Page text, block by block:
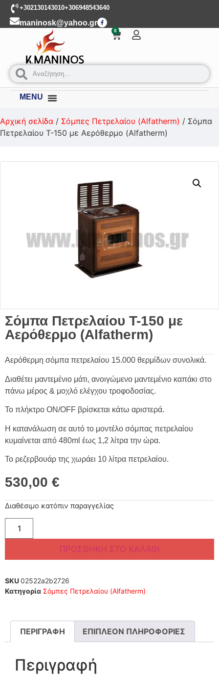
+302130143010+306948543640
maninosk@yahoo.gr
0
MENU
Αρχική σελίδα / Σόμπες Πετρελαίου (Alfatherm) / Σόμπα
Πετρελαίου T-150 με Αερόθερμο (Alfatherm)
Σόμπα Πετρελαίου T-150 με
Αερόθερμο (Alfatherm)
Αερόθερμη σόμπα πετρελαίου 15.000 θερμίδων συνολικά.
Διαθέτει μαντεμένιο μάτι, ανοιγώμενο μαντεμένιο καπάκι στο
πάνω μέρος & μοχλό ελέγχου τροφοδοσίας.
Το πλήκτρο ON/OFF βρίσκεται κάτω αριστερά.
Η κατανάλωση σε αυτό το μοντέλο σόμπας πετρελαίου
κυμαίνεται από 480ml έως 1,2 λίτρα την ώρα.
Το ρεζερβουάρ της χωράει 10 λίτρα πετρελαίου.
530,00 €
Διαθέσιμο κατόπιν παραγγελίας
ΠΡΟΣΘΉΚΗ ΣΤΟ ΚΑΛΆΘΙ
SKU02522a2b2726
Κατηγορία Σόμπες Πετρελαίου (Alfatherm)
ΠΕΡΙΓΡΑΦΉ ΕΠΙΠΛΈΟΝ ΠΛΗΡΟΦΟΡΊΕΣ
Περιγραφή